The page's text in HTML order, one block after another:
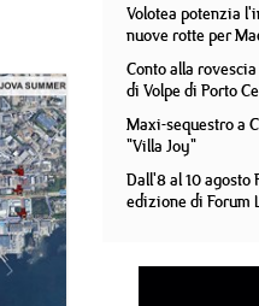
Volotea potenzia
nuove rotte per
Conto alla
di Volpe di Porto
Maxi-sequestro a
"Villa Joy"
Dall'8 al 10 agosto
edizione di Forum